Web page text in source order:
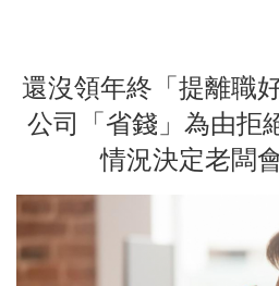
還沒領年終「提離職
公司「省錢」為由
情況決定老闆